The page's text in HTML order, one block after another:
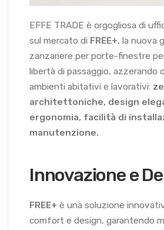
EFFE TRADE è orgogliosa di
sul mercato di FREE+, la nuova
zanzariere per porte-finestre
libertà di passaggio, azzerando
ambienti abitativi e lavorativi:
architettoniche, design
ergonomia, facilità di
manutenzione.
Innovazione e
FREE+ è una soluzione
comfort e design, garantendo